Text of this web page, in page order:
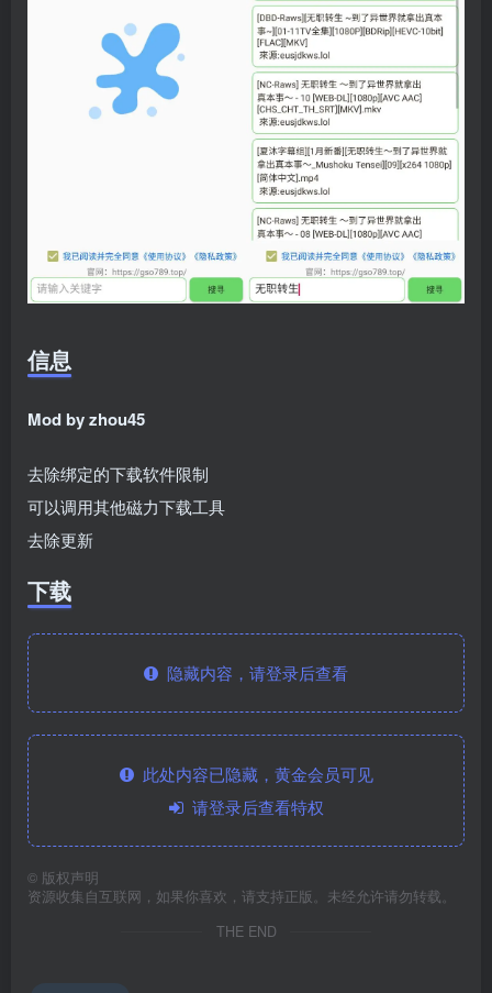
信息
Mod by zhou45
去除绑定的下载软件限制
可以调用其他磁力下载工具
去除更新
下载
隐藏内容，请登录后查看
此处内容已隐藏，黄金会员可见
请登录后查看特权
© 版权声明
资源收集自互联网，如果你喜欢，请支持正版。未经允许请勿转载。
THE END